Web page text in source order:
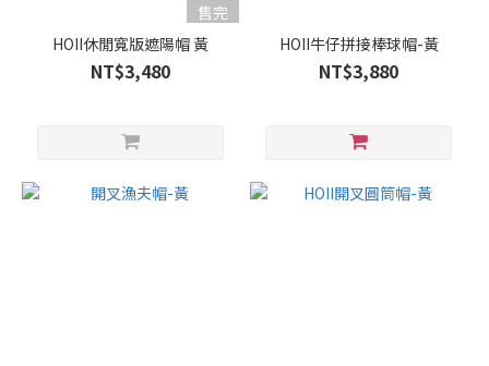
售完
HOII休閒寬版遮陽帽 黃
NT$3,480
HOII牛仔拼接棒球帽-黃
NT$3,880